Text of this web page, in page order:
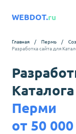
WEBDOT.ru
Главная / Пермь /
Разработка сайта для
Перми
от 50